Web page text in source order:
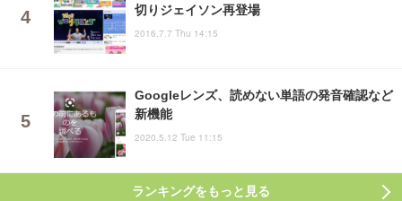
切りジェイソン再登場
2016.7.7 Thu 14:15
Googleレンズ、読めない単語の発音確認など
新機能
2020.5.12 Tue 11:15
ランキングをもっと見る